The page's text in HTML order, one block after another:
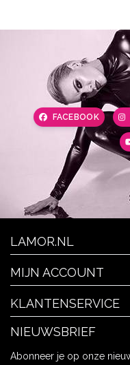
FACEBOOK
LAMOR.NL
MIJN ACCOUNT
KLANTENSERVICE
NIEUWSBRIEF
Abonneer je op onze